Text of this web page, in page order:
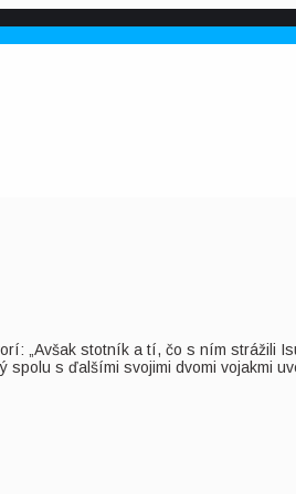
„Avšak stotník a tí, čo s ním strážili
s ďalšími svojimi dvomi vojakmi